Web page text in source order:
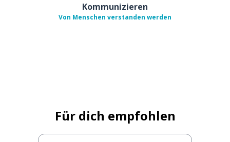
Kommunizieren
Von Menschen verstanden werden
Für dich empfohlen